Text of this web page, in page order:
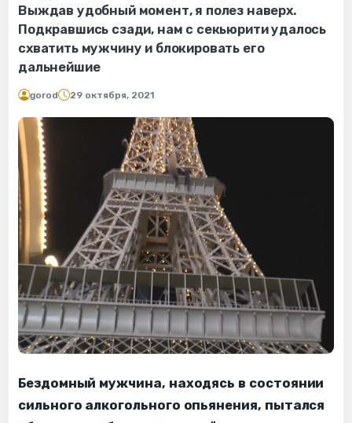
Выждав удобный момент, я полез наверх.
Подкравшись сзади, нам с секьюрити удалось
схватить мужчину и блокировать его
дальнейшие
gorod 29 октября, 2021
Бездомный мужчина, находясь в состоянии
сильного алкогольного опьянения, пытался